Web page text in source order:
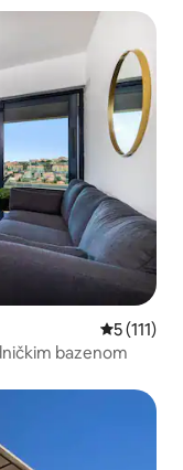
Prosječna
5 (111)
bazenom
gosti”